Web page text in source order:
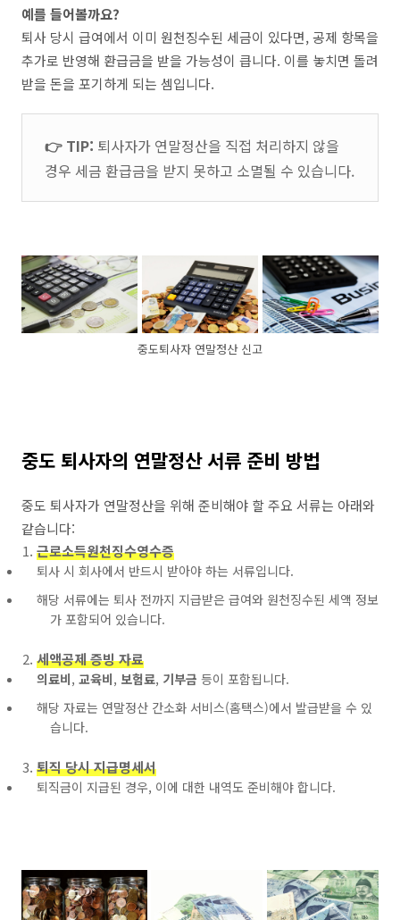
예를 들어볼까요?
퇴사 당시 급여에서 이미 원천징수된 세금이 있다면, 공제 항목을
추가로 반영해 환급금을 받을 가능성이 큽니다. 이를 놓치면 돌려
받을 돈을 포기하게 되는 셈입니다.
👉 TIP: 퇴사자가 연말정산을 직접 처리하지 않을
경우 세금 환급금을 받지 못하고 소멸될 수 있습니다.
중도퇴사자 연말정산 신고
중도 퇴사자의 연말정산 서류 준비 방법
중도 퇴사자가 연말정산을 위해 준비해야 할 주요 서류는 아래와
같습니다:
근로소득원천징수영수증
퇴사 시 회사에서 반드시 받아야 하는 서류입니다.
해당 서류에는 퇴사 전까지 지급받은 급여와 원천징수된 세액 정보
가 포함되어 있습니다.
세액공제 증빙 자료
의료비, 교육비, 보험료, 기부금 등이 포함됩니다.
해당 자료는 연말정산 간소화 서비스(홈택스)에서 발급받을 수 있
습니다.
퇴직 당시 지급명세서
퇴직금이 지급된 경우, 이에 대한 내역도 준비해야 합니다.